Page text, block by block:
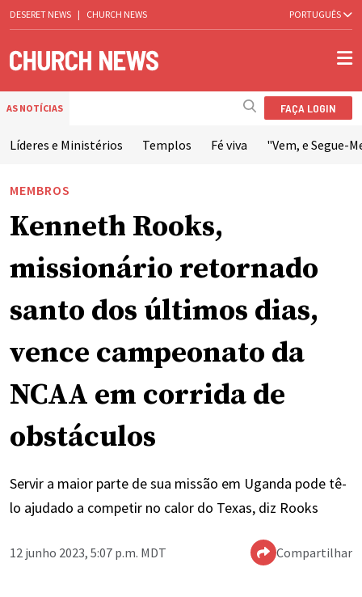
DESERET NEWS | CHURCH NEWS PORTUGUÊS
AS NOTÍCIAS FAÇA LOGIN
Líderes e Ministérios Templos Fé viva "Vem, e Segue-
MEMBROS
Kenneth Rooks,
missionário retornado
santo dos últimos dias,
vence campeonato da
NCAA em corrida de
obstáculos
Servir a maior parte de sua missão em Uganda pode tê-
lo ajudado a competir no calor do Texas, diz Rooks
12 junho 2023, 5:07 p.m. MDT Compartilhar